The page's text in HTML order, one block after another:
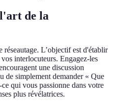
de la
L’objectif est d'établir
interlocuteurs. Engagez-les
une discussion
de simplement demander « Que
qui vous passionne dans votre
plus révélatrices.